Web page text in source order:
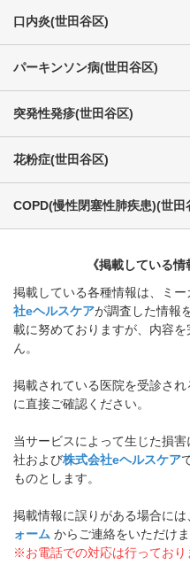
口内炎(世田谷区)
パーキンソン病(世田谷区)
突発性発疹(世田谷区)
花粉症(世田谷区)
COPD(慢性閉塞性肺疾患)(世田
《掲載している
掲載している各種情報は、ミ
社eヘルスケアが調査した情報
載に努めておりますが、内容
ん。
掲載されている医院を受診さ
に直接ご確認ください。
当サービスによって生じた損
社および株式会社eヘルスケア
ものとします。
掲載情報に誤りがある場合には
ォーム からご連絡をいただけ
※お電話での対応は行っており